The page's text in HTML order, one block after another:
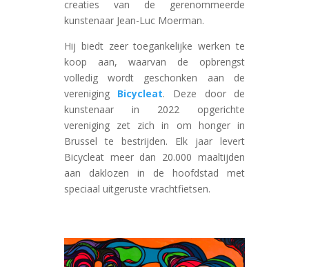
creaties van de gerenommeerde
kunstenaar Jean-Luc Moerman.
Hij biedt zeer toegankelijke werken te
koop aan, waarvan de opbrengst
volledig wordt geschonken aan de
vereniging Bicycleat. Deze door de
kunstenaar in 2022 opgerichte
vereniging zet zich in om honger in
Brussel te bestrijden. Elk jaar levert
Bicycleat meer dan 20.000 maaltijden
aan daklozen in de hoofdstad met
speciaal uitgeruste vrachtfietsen.